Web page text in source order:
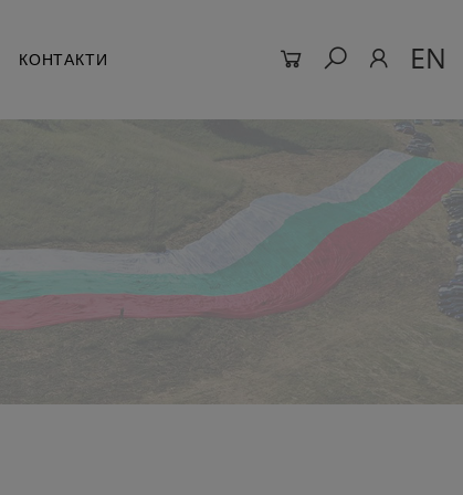
КОНТАКТИ EN